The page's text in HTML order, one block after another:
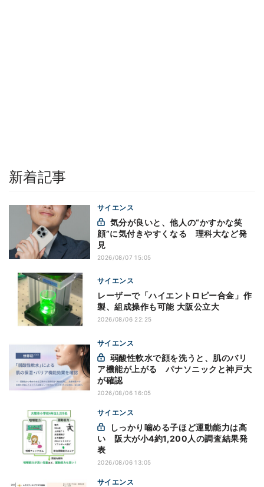
新着記事
サイエンス
顔”に気付きやすくなる 理科大など発
見
2026/08/07 15:05
サイエンス
レーザーで「ハイエントロピー合金」作
製、組成操作も可能 大阪公立大
2026/08/06 22:25
サイエンス
ア機能が上がる パナソニックと神戸大
が確認
2026/08/06 16:05
サイエンス
い 阪大が小4約1,200人の調査結果発
表
2026/08/06 13:05
サイエンス